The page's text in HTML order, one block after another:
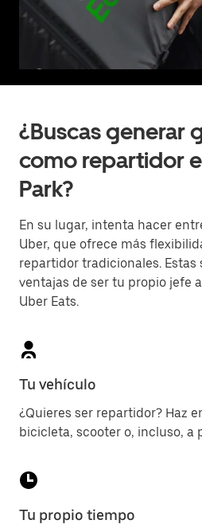
¿Buscas generar
como repartidor
Park?
En su lugar, intenta hacer
Uber, que ofrece más
repartidor tradicionales. Estas
ventajas de ser tu propio jefe
Uber Eats.
Tu vehículo
¿Quieres ser repartidor? Haz
bicicleta, scooter o, incluso, a
Tu propio tiempo